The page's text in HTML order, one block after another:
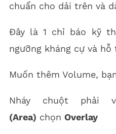
chuẩn cho dải trên và
Đây là 1 chỉ báo kỹ
ngưỡng kháng cự và
Muốn thêm Volume,
Nháy chuột phải
(Area) chọn Overlay